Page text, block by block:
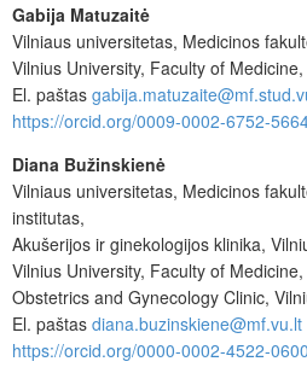
Gabija Matuzaitė
Vilniaus universitetas, Medicinos
Vilnius University, Faculty of
El. paštas
https://orcid.org/0009-0002-6752-
Diana Bužinskienė
Vilniaus universitetas, Medicinos
institutas,
Akušerijos ir ginekologijos klinika,
Vilnius University, Faculty of
Obstetrics and Gynecology Clinic,
El. paštas diana.buzinskiene@mf.vu.lt
https://orcid.org/0000-0002-4522-0600